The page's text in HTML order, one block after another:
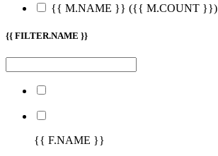
{{ M.NAME }} ({{ M.COUNT }})
{{ FILTER.NAME }}
{{ F.NAME }}